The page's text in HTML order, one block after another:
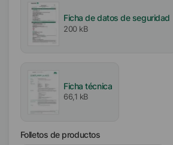
EMEA
América
Asia/Oceanía
Aniónico
Libre de
Sin disolventes
Ficha de datos de seguridad
200 kB
Ficha técnica
66,1 kB
Folletos de productos